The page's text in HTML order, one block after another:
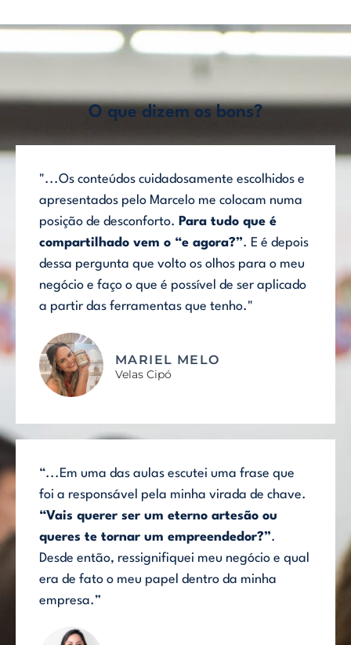
O que dizem os bons?
"...Os conteúdos cuidadosamente escolhidos e
apresentados pelo Marcelo me colocam numa
posição de desconforto. Para tudo que é
compartilhado vem o “e agora?”. E é depois
dessa pergunta que volto os olhos para o meu
negócio e faço o que é possível de ser aplicado
a partir das ferramentas que tenho."
MARIEL MELO
Velas Cipó
“...Em uma das aulas escutei uma frase que
foi a responsável pela minha virada de chave.
“Vais querer ser um eterno artesão ou
queres te tornar um empreendedor?”.
Desde então, ressignifiquei meu negócio e qual
era de fato o meu papel dentro da minha
empresa.”